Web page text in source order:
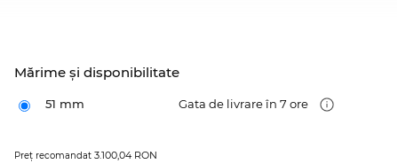
Mărime şi disponibilitate
51 mm Gata de livrare în 7 ore
Preţ recomandat 3.100,04 RON